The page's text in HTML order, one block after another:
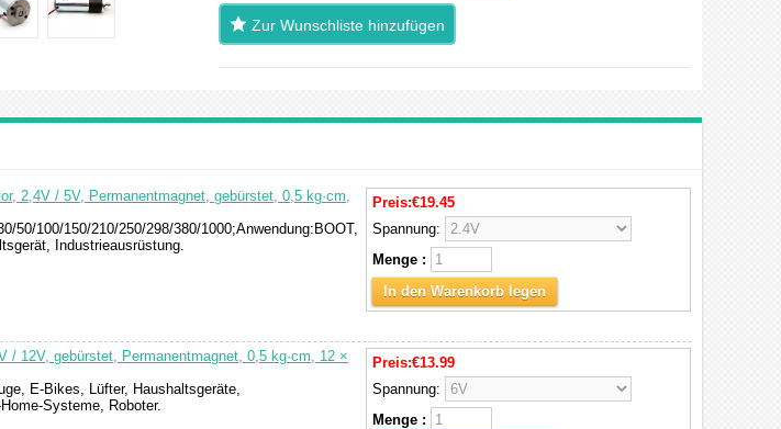
Zur Wunschliste hinzufügen
2,4V / 5V, Permanentmagnet, gebürstet, 0,5 kg·cm,
50/100/150/210/250/298/380/1000;Anwendung:BOOT,
Industrieausrüstung.
Preis:€19.45
Spannung:
Menge :
In den Warenkorb legen
/ 12V, gebürstet, Permanentmagnet, 0,5 kg·cm, 12 ×
E-Bikes, Lüfter, Haushaltsgeräte,
Systeme, Roboter.
Preis:€13.99
Spannung:
Menge :